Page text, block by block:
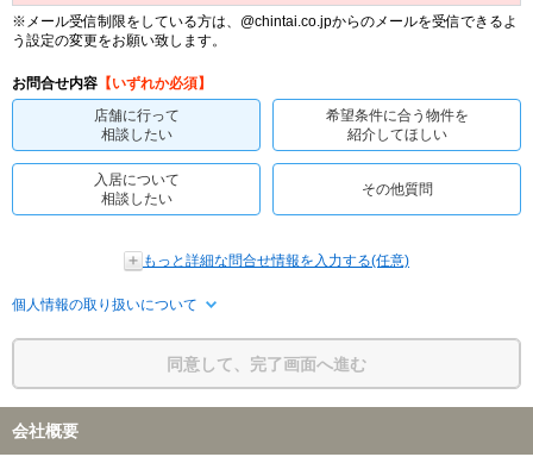
※メール受信制限をしている方は、@chintai.co.jpからのメールを受信できるよ
う設定の変更をお願い致します。
お問合せ内容 【いずれか必須】
店舗に行って
相談したい
希望条件に合う物件を
紹介してほしい
入居について
相談したい
その他質問
もっと詳細な問合せ情報を入力する(任意)
個人情報の取り扱いについて
同意して、完了画面へ進む
会社概要